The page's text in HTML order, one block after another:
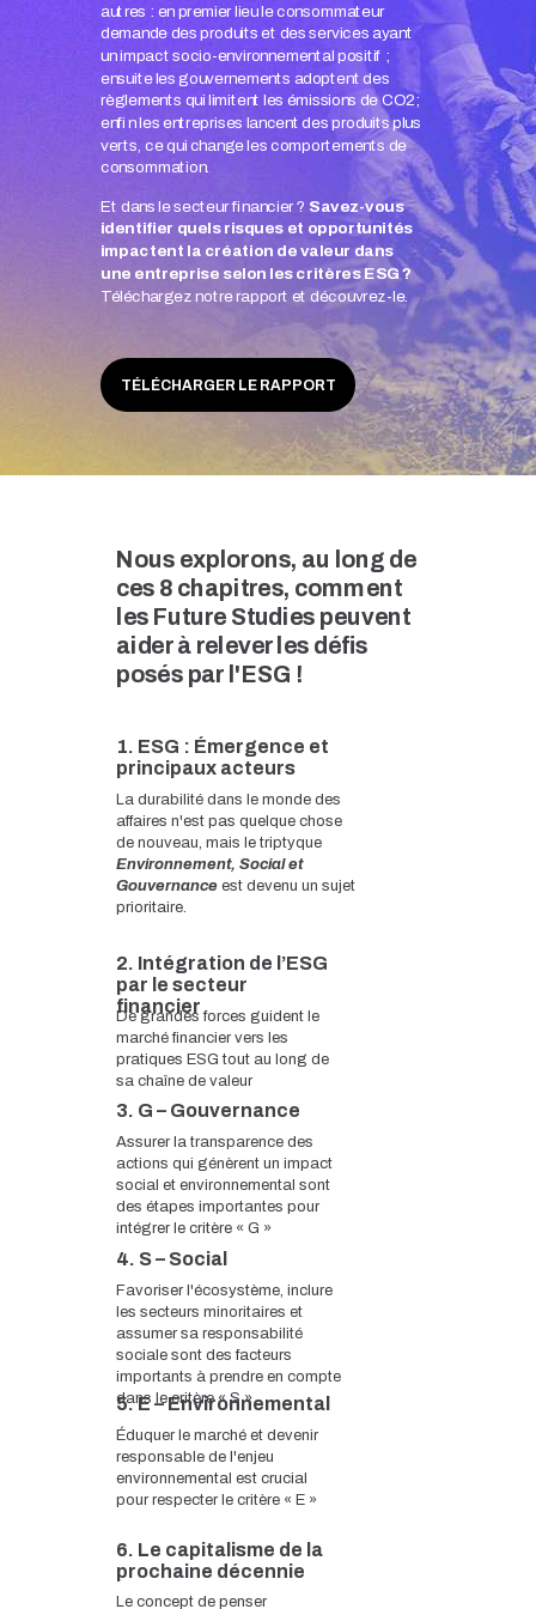
autres : en premier lieu le consommateur
demande des produits et des services ayant
un impact socio-environnemental positif ;
ensuite les gouvernements adoptent des
règlements qui limitent les émissions de CO2;
enfin les entreprises lancent des produits plus
verts, ce qui change les comportements de
consommation.
Et dans le secteur financier ? Savez-vous
identifier quels risques et opportunités
impactent la création de valeur dans
une entreprise selon les critères ESG ?
Téléchargez notre rapport et découvrez-le.
Nous explorons, au long de
ces 8 chapitres, comment
les Future Studies peuvent
aider à relever les défis
posés par l'ESG !
TÉLÉCHARGER LE RAPPORT
1. ESG : Émergence et
principaux acteurs
2. Intégration de l’ESG
par le secteur
financier
3. G – Gouvernance
4. S – Social
5. E – Environnemental
6. Le capitalisme de la
prochaine décennie
La durabilité dans le monde des
affaires n'est pas quelque chose
de nouveau, mais le triptyque
Environnement, Social et
Gouvernanceest devenu un sujet
prioritaire.
De grandes forces guident le
marché financier vers les
pratiques ESG tout au long de
sa chaîne de valeur
Assurer la transparence des
actions qui génèrent un impact
social et environnemental sont
des étapes importantes pour
intégrer le critère « G »
Favoriser l'écosystème, inclure
les secteurs minoritaires et
assumer sa responsabilité
sociale sont des facteurs
importants à prendre en compte
dans le critère « S »
Éduquer le marché et devenir
responsable de l'enjeu
environnemental est crucial
pour respecter le critère « E »
Le concept de penser